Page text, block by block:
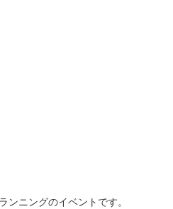
へ変更しております。
ンニングのイベントです。